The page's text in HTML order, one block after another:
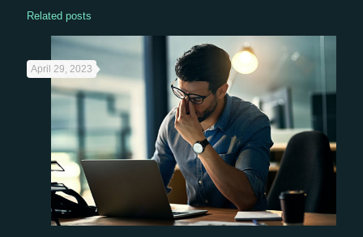
Related posts
April 29, 2023